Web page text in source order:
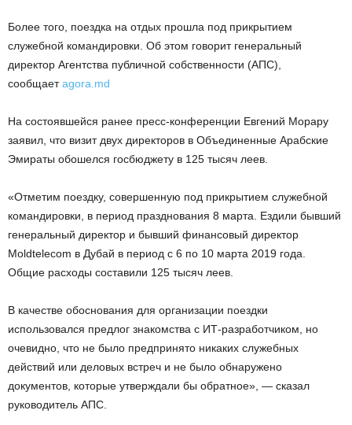
Более того, поездка на отдых прошла под прикрытием
служебной командировки. Об этом говорит генеральный
директор Агентства публичной собственности (AПС),
сообщаетagora.md
На состоявшейся ранее пресс-конференции Евгений Морару
заявил, что визит двух директоров в Объединенные Арабские
Эмираты обошелся госбюджету в 125 тысяч леев.
«Отметим поездку, совершенную под прикрытием служебной
командировки, в период празднования 8 марта. Ездили бывший
генеральный директор и бывший финансовый директор
Moldtelecom в Дубай в период с 6 по 10 марта 2019 года.
Общие расходы составили 125 тысяч леев.
В качестве обоснования для организации поездки
использовался предлог знакомства с ИТ-разработчиком, но
очевидно, что не было предпринято никаких служебных
действий или деловых встреч и не было обнаружено
документов, которые утверждали бы обратное», — сказал
руководитель АПС.